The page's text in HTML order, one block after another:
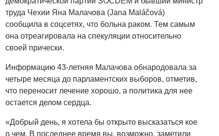
труда Чехии Яна Малачова (Jana Maláčová)
сообщила в соцсетях, что больна раком. Тем самым
она отреагировала на спекуляции относительно
своей прически.
Информацию 43-летняя Малачова обнародовала за
четыре месяца до парламентских выборов, отметив,
что переносит лечение хорошо, а политика для нее
остается делом сердца.
«Добрый день, я хотела бы открыто высказаться кое
о чем. В последнее время вы, возможно, заметили